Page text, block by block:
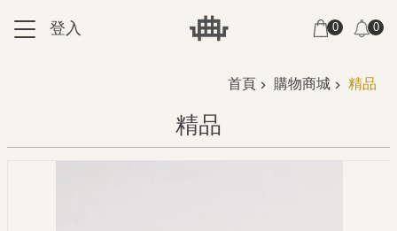
跳到主要內容區塊
::: 登入 0 0
首頁 購物商城 精品
精品